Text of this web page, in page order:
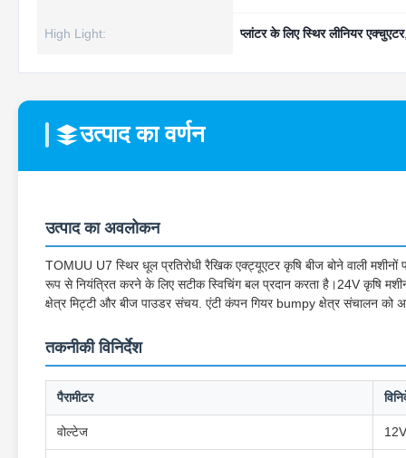
High Light: प्लांटर के लिए स्थिर लीनियर एक्चुएटर
उत्पाद का वर्णन
उत्पाद का अवलोकन
TOMUU U7 स्थिर धूल प्रतिरोधी रैखिक एक्ट्यूएटर कृषि बीज बोने वाली
रूप से नियंत्रित करने के लिए सटीक स्विचिंग बल प्रदान करता है।24V कृषि
क्षेत्र मिट्टी और बीज पाउडर संचय. एंटी कंपन गियर bumpy क्षेत्र संचालन को
तकनीकी विनिर्देश
पैरामीटर
वोल्टेज